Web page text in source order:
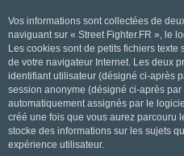
Vos informations sont collectées de
naviguant sur « Street Fighter.FR », le
Les cookies sont de petits fichiers
de votre navigateur Internet. Les deux
identifiant utilisateur (désigné ci-après
session anonyme (désigné ci-après
automatiquement assignés par le
créé une fois que vous aurez parcouru
stocke des informations sur les sujets
expérience utilisateur.